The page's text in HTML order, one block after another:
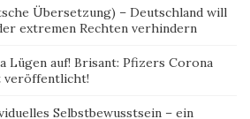
Übersetzung) – Deutschland will
extremen Rechten verhindern
Lügen auf! Brisant: Pfizers Corona
veröffentlicht!
Selbstbewusstsein – ein